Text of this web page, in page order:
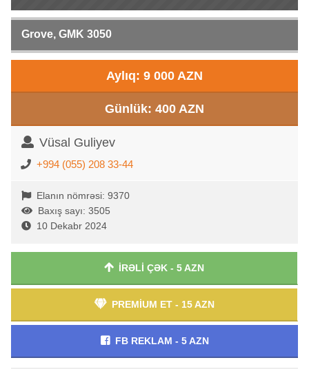
Grove, GMK 3050
Aylıq: 9 000 AZN
Günlük: 400 AZN
Vüsal Guliyev
+994 (055) 208 33-44
Elanın nömrəsi: 9370
Baxış sayı: 3505
10 Dekabr 2024
İRƏLİ ÇƏK - 5 AZN
PREMİUM ET - 15 AZN
FB REKLAM - 5 AZN